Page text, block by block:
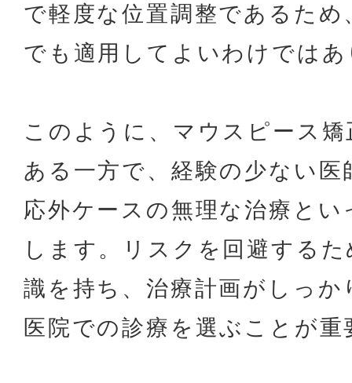
で軽度な位置調整であるた
でも適用してよいわけでは
このように、マウスピース
ある一方で、経験の少ない
応外ケースの無理な治療と
します。リスクを回避する
識を持ち、治療計画がしっ
医院での診療を選ぶことが重